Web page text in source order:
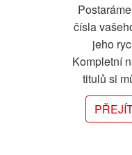
čísla
jeho
Kompletní
titulů si